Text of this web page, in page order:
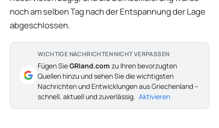
noch am selben Tag nach der Entspannung der Lage
abgeschlossen.
WICHTIGE NACHRICHTEN NICHT VERPASSEN
Fügen SieGRland.com zu Ihren bevorzugten
Quellen hinzu und sehen Sie die wichtigsten
Nachrichten und Entwicklungen aus Griechenland –
schnell, aktuell und zuverlässig. Aktivieren